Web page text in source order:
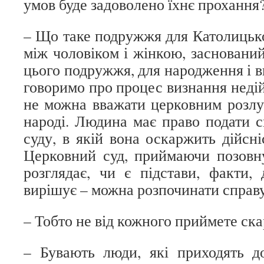
умов буде задоволено їхнє
– Що таке подружжя для
між чоловіком і жінкою,
цього подружжя, для народження і
говоримо про процес визнання
не можна вважати церковним
народі. Людина має право подати
суду, в якій вона оскаржить
Церковний суд, приймаючи
розглядає, чи є підстави,
вирішує – можна розпочинати
– Тобто не від кожного приймете
– Бувають люди, які приходять